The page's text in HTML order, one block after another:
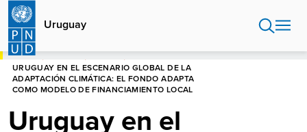
Pasar
contenido
principal
Uruguay
HOME
URUGUAY EN EL ESCENARIO GLOBAL DE LA
ADAPTACIÓN CLIMÁTICA: EL FONDO ADAPTA
COMO MODELO DE FINANCIAMIENTO LOCAL
Uruguay en el